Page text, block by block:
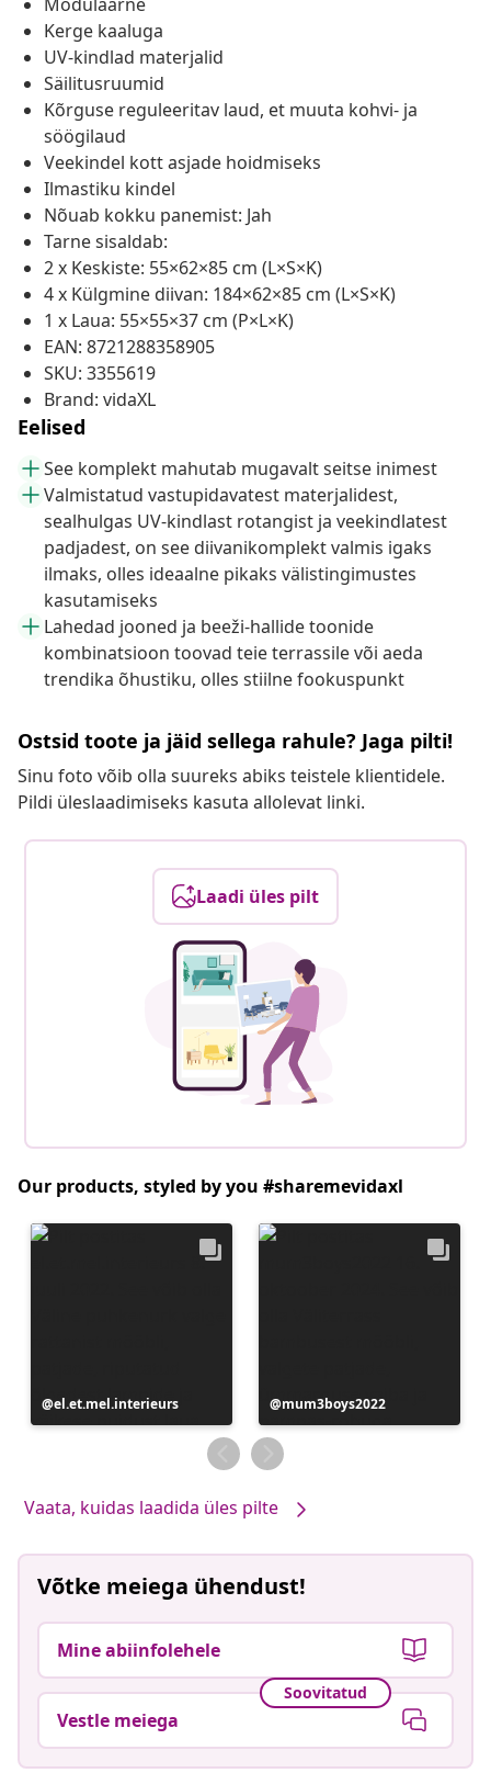
Kerge kaaluga
UV-kindlad materjalid
Säilitusruumid
Kõrguse reguleeritav laud, et muuta kohvi- ja
söögilaud
Veekindel kott asjade hoidmiseks
Ilmastiku kindel
Nõuab kokku panemist: Jah
Tarne sisaldab:
2 x Keskiste: 55×62×85 cm (L×S×K)
4 x Külgmine diivan: 184×62×85 cm (L×S×K)
1 x Laua: 55×55×37 cm (P×L×K)
EAN: 8721288358905
SKU: 3355619
Brand: vidaXL
Eelised
See komplekt mahutab mugavalt seitse inimest
Valmistatud vastupidavatest materjalidest,
sealhulgas UV-kindlast rotangist ja veekindlatest
padjadest, on see diivanikomplekt valmis igaks
ilmaks, olles ideaalne pikaks välistingimustes
kasutamiseks
Lahedad jooned ja beeži-hallide toonide
kombinatsioon toovad teie terrassile või aeda
trendika õhustiku, olles stiilne fookuspunkt
Ostsid toote ja jäid sellega rahule? Jaga pilti!
Sinu foto võib olla suureks abiks teistele klientidele.
Pildi üleslaadimiseks kasuta allolevat linki.
Laadi üles pilt
Our products, styled by you #sharemevidaxl
Postitus
avaldatud
el.et.mel.interieurs
Postitus
avaldatud
mum3boys2022
Vaata, kuidas laadida üles pilte
Võtke meiega ühendust!
Mine abiinfolehele
Soovitatud
Vestle meiega